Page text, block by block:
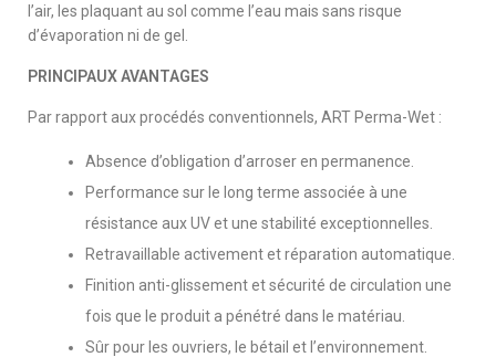
l’air, les plaquant au sol comme l’eau mais sans risque
d’évaporation ni de gel.
PRINCIPAUX AVANTAGES
Par rapport aux procédés conventionnels, ART Perma-Wet :
Absence d’obligation d’arroser en permanence.
Performance sur le long terme associée à une
résistance aux UV et une stabilité exceptionnelles.
Retravaillable activement et réparation automatique.
Finition anti-glissement et sécurité de circulation une
fois que le produit a pénétré dans le matériau.
Sûr pour les ouvriers, le bétail et l’environnement.